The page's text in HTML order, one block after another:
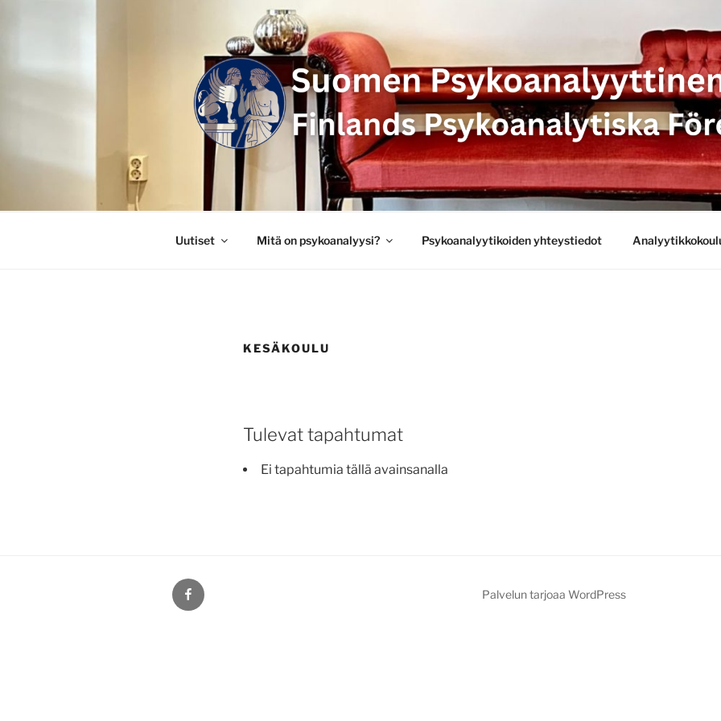
SUOMEN
FINLANDS PSYKOANALYTISKA
Uutiset Mitä on psykoanalyysi? Psykoanalyytikoiden yhteystiedot
KESÄKOULU
Tulevat tapahtumat
Ei tapahtumia tällä avainsanalla
Facebook Palvelun tarjoaa WordPress